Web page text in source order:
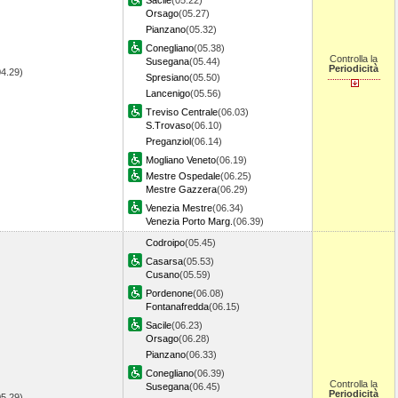
Orsago(05.27)
Pianzano(05.32)
Conegliano(05.38)
Susegana(05.44)
Spresiano(05.50)
Lancenigo(05.56)
Treviso Centrale(06.03)
S.Trovaso(06.10)
Preganziol(06.14)
Mogliano Veneto(06.19)
Mestre Ospedale(06.25)
Mestre Gazzera(06.29)
Venezia Mestre(06.34)
Venezia Porto Marg. (06.39)
Controlla la
Periodicità
Codroipo(05.45)
Casarsa(05.53)
Cusano(05.59)
Pordenone(06.08)
Fontanafredda(06.15)
Sacile(06.23)
Orsago(06.28)
Pianzano(06.33)
Conegliano(06.39)
Susegana(06.45)
Controlla la
Periodicità